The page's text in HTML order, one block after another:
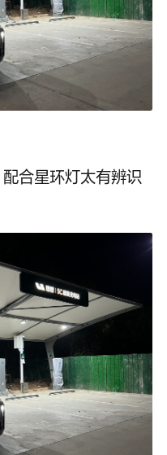
合星环灯太有辨识